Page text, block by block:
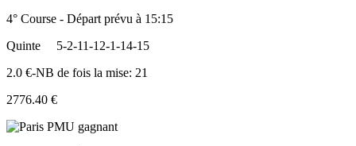
4° Course - Départ prévu à 15:15
Quinte
5-2-11-12-1-14-15
2.0 €-NB de fois la mise: 21
2776.40 €